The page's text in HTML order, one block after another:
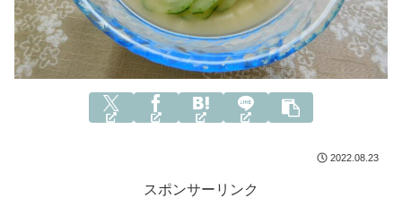
2022.08.23
スポンサーリンク